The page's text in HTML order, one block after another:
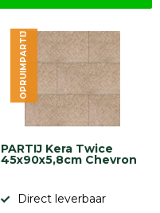
PARTIJ Kera Twice
45x90x5,8cm Chevron
Direct leverbaar
OPRUIMPARTIJ